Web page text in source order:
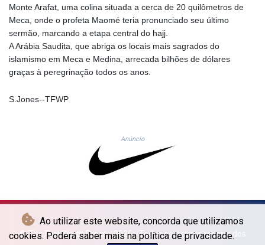
Ao utilizar este website, concorda que utilizamos
cookies. Poderá saber mais na política de privacidade.
MAD 9.29222
MDL 17.337716
4254.638239
MKD 53.219738
MXN 17.380378
MZN 63.905039
NAD 16.197552
Monte Arafat, uma colina situada a cerca de 20 quilômetros de
Meca, onde o profeta Maomé teria pronunciado seu último
sermão, marcando a etapa central do hajj.
A Arábia Saudita, que abriga os locais mais sagrados do
islamismo em Meca e Medina, arrecada bilhões de dólares
graças à peregrinação todos os anos.
S.Jones--TFWP
Anúncio
© The Fort Worth Press - 2026 - Todos os direitos reservados